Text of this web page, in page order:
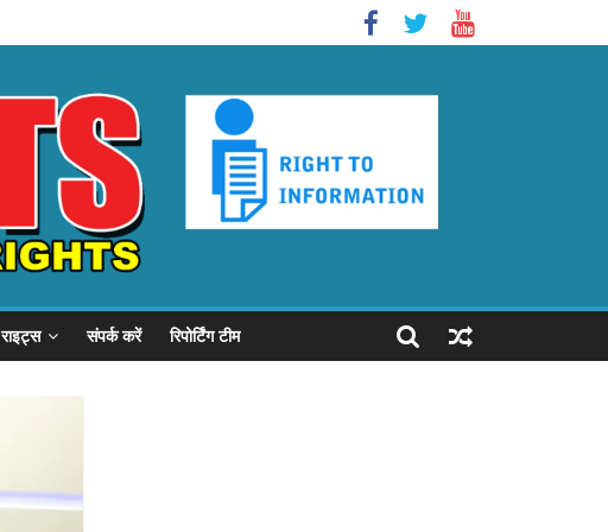
राइट्स संपर्क करें रिपोर्टिंग टीम